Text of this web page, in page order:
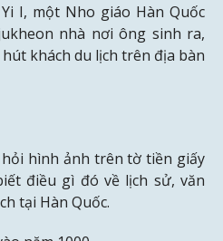
I, một Nho giáo Hàn Quốc
nhà nơi ông sinh ra,
khách du lịch trên địa bàn
hỏi hình ảnh trên tờ tiền giấy
điều gì đó về lịch sử, văn
tại Hàn Quốc.